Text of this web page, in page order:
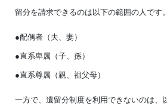
留分を請求できるのは以下の範囲の人です。
●配偶者（夫、妻）
●直系卑属（子、孫）
●直系尊属（親、祖父母）
一方で、遺留分制度を利用できないのは、